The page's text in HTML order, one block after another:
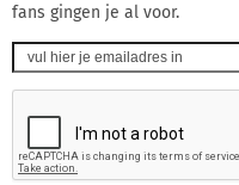
fans gingen je al voor.